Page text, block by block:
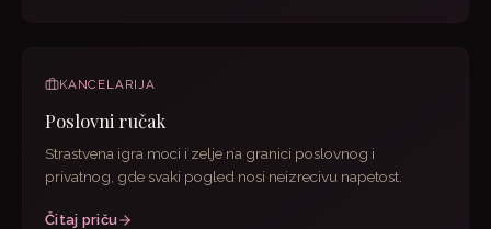
KANCELARIJA
Poslovni ručak
Strastvena igra moci i zelje na granici poslovnog i
privatnog, gde svaki pogled nosi neizrecivu napetost.
Čitaj priču